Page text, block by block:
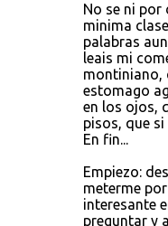
No se ni por
minima
palabras
leais mi
montiniano,
estomago
en los ojos,
pisos, que
En fin...
Empiezo:
meterme
interesante
preguntar y